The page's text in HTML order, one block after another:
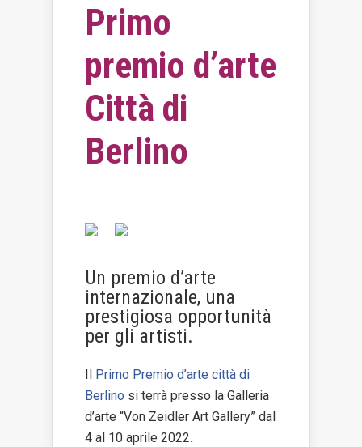
Primo
premio d’arte
Città di
Berlino
Un premio d’arte
internazionale, una
prestigiosa opportunità
per gli artisti.
Primo Premio d’arte città di
Berlino si terrà presso la Galleria
d’arte “Von Zeidler Art Gallery” dal
4 al 10 aprile 2022.